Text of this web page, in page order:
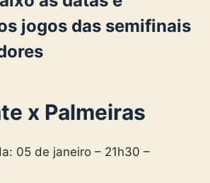
jogos das semifinais
x Palmeiras
05 de janeiro – 21h30 –